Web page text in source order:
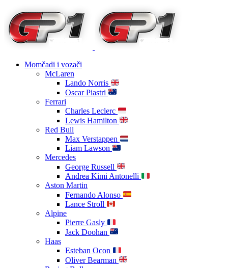
Momčadi i vozači
McLaren
Lando Norris
Oscar Piastri
Ferrari
Charles Leclerc
Lewis Hamilton
Red Bull
Max Verstappen
Liam Lawson
Mercedes
George Russell
Andrea Kimi Antonelli
Aston Martin
Fernando Alonso
Lance Stroll
Alpine
Pierre Gasly
Jack Doohan
Haas
Esteban Ocon
Oliver Bearman